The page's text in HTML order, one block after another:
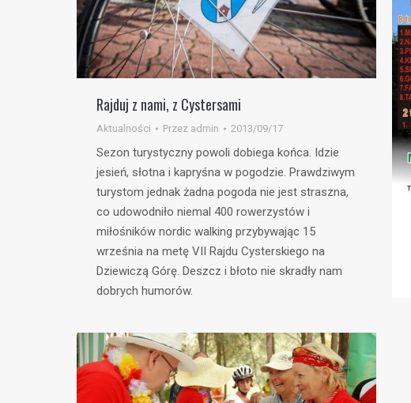
Rajduj z nami, z Cystersami
Aktualności Przez admin 2013/09/17
Sezon turystyczny powoli dobiega końca. Idzie
jesień, słotna i kapryśna w pogodzie. Prawdziwym
turystom jednak żadna pogoda nie jest straszna,
co udowodniło niemal 400 rowerzystów i
miłośników nordic walking przybywając 15
września na metę VII Rajdu Cysterskiego na
Dziewiczą Górę. Deszcz i błoto nie skradły nam
dobrych humorów.